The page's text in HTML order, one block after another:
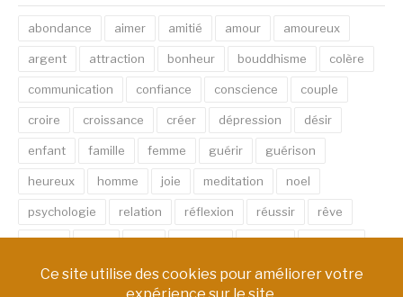
abondance aimer amitié amour amoureux
argent attraction bonheur bouddhisme colère
communication confiance conscience couple
croire croissance créer dépression désir
enfant famille femme guérir guérison
heureux homme joie meditation noel
psychologie relation réflexion réussir rêve
santé sexe soin spirituel succès thérapie
vie âme émotion énergie équilibre